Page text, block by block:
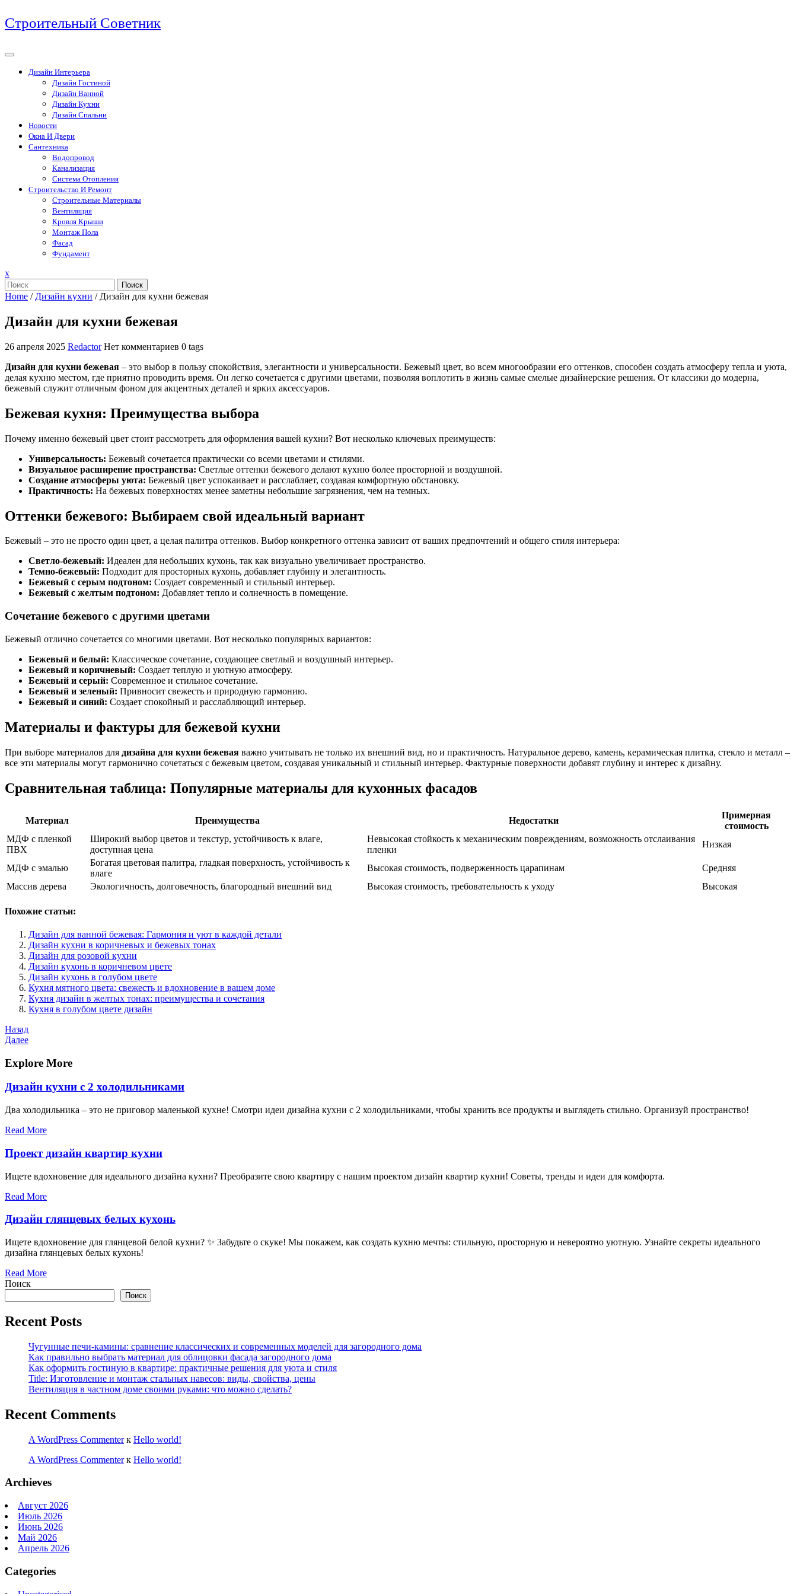
Перейти
к
Строительный Советник
Дизайн Интерьера
Дизайн Гостиной
Дизайн Ванной
Дизайн Кухни
Дизайн Спальни
Новости
Окна И Двери
Сантехника
Водопровод
Канализация
Система Отопления
Строительство И Ремонт
Строительные Материалы
Вентиляция
Кровля Крыши
Монтаж Пола
Фасад
Фундамент
xЗакрыть
меню
Поиск
Home / Дизайн кухни / Дизайн для кухни бежевая
Дизайн для кухни бежевая
26 апреля 2025 Redactor Нет комментариев 0 tags
Дизайн для кухни бежевая – это выбор в пользу спокойствия, элегантности и универсальности. Бежевый цвет, во всем многообразии его оттенков, способен создать атмосферу тепла и уюта,
делая кухню местом, где приятно проводить время. Он легко сочетается с другими цветами, позволяя воплотить в жизнь самые смелые дизайнерские решения. От классики до модерна,
бежевый служит отличным фоном для акцентных деталей и ярких аксессуаров.
Бежевая кухня: Преимущества выбора
Почему именно бежевый цвет стоит рассмотреть для оформления вашей кухни? Вот несколько ключевых преимуществ:
Универсальность: Бежевый сочетается практически со всеми цветами и стилями.
Визуальное расширение пространства: Светлые оттенки бежевого делают кухню более просторной и воздушной.
Создание атмосферы уюта: Бежевый цвет успокаивает и расслабляет, создавая комфортную обстановку.
Практичность: На бежевых поверхностях менее заметны небольшие загрязнения, чем на темных.
Оттенки бежевого: Выбираем свой идеальный вариант
Бежевый – это не просто один цвет, а целая палитра оттенков. Выбор конкретного оттенка зависит от ваших предпочтений и общего стиля интерьера:
Светло-бежевый: Идеален для небольших кухонь, так как визуально увеличивает пространство.
Темно-бежевый: Подходит для просторных кухонь, добавляет глубину и элегантность.
Бежевый с серым подтоном: Создает современный и стильный интерьер.
Бежевый с желтым подтоном: Добавляет тепло и солнечность в помещение.
Сочетание бежевого с другими цветами
Бежевый отлично сочетается со многими цветами. Вот несколько популярных вариантов:
Бежевый и белый: Классическое сочетание, создающее светлый и воздушный интерьер.
Бежевый и коричневый: Создает теплую и уютную атмосферу.
Бежевый и серый: Современное и стильное сочетание.
Бежевый и зеленый: Привносит свежесть и природную гармонию.
Бежевый и синий: Создает спокойный и расслабляющий интерьер.
Материалы и фактуры для бежевой кухни
При выборе материалов для дизайна для кухни бежевая важно учитывать не только их внешний вид, но и практичность. Натуральное дерево, камень, керамическая плитка, стекло и металл –
все эти материалы могут гармонично сочетаться с бежевым цветом, создавая уникальный и стильный интерьер. Фактурные поверхности добавят глубину и интерес к дизайну.
Сравнительная таблица: Популярные материалы для кухонных фасадов
Материал Преимущества Недостатки
Примерная
стоимость
МДФ с пленкой
ПВХ
Широкий выбор цветов и текстур, устойчивость к влаге,
доступная цена
Невысокая стойкость к механическим повреждениям, возможность отслаивания
пленки
Низкая
МДФ с эмалью
Богатая цветовая палитра, гладкая поверхность, устойчивость к
влаге
Высокая стоимость, подверженность царапинам
Средняя
Массив дерева
Экологичность, долговечность, благородный внешний вид Высокая стоимость, требовательность к уходу Высокая
Похожие статьи:
Дизайн для ванной бежевая: Гармония и уют в каждой детали
Дизайн кухни в коричневых и бежевых тонах
Дизайн для розовой кухни
Дизайн кухонь в коричневом цвете
Дизайн кухонь в голубом цвете
Кухня мятного цвета: свежесть и вдохновение в вашем доме
Кухня дизайн в желтых тонах: преимущества и сочетания
Кухня в голубом цвете дизайн
Навигация
по
записям
Предыдущая
запись
Назад
Следующая
Далее
Explore More
Дизайн кухни с 2 холодильниками
Два холодильника – это не приговор маленькой кухне! Смотри идеи дизайна кухни с 2 холодильниками, чтобы хранить все продукты и выглядеть стильно. Организуй пространство!
Read More
Проект дизайн квартир кухни
Ищете вдохновение для идеального дизайна кухни? Преобразите свою квартиру с нашим проектом дизайн квартир кухни! Советы, тренды и идеи для комфорта.
Read More
Дизайн глянцевых белых кухонь
Ищете вдохновение для глянцевой белой кухни? ✨ Забудьте о скуке! Мы покажем, как создать кухню мечты: стильную, просторную и невероятно уютную. Узнайте секреты идеального
дизайна глянцевых белых кухонь!
Read More
Поиск
Поиск
Recent Posts
Чугунные печи-камины: сравнение классических и современных моделей для загородного дома
Как правильно выбрать материал для облицовки фасада загородного дома
Как оформить гостиную в квартире: практичные решения для уюта и стиля
Title: Изготовление и монтаж стальных навесов: виды, свойства, цены
Вентиляция в частном доме своими руками: что можно сделать?
Recent Comments
A WordPress Commenterк Hello world!
A WordPress Commenterк Hello world!
Archieves
Август 2026
Июль 2026
Июнь 2026
Май 2026
Апрель 2026
Categories